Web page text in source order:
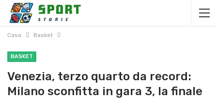
Casa Basket
BASKET
Venezia, terzo quarto da record:
Milano sconfitta in gara 3, la finale